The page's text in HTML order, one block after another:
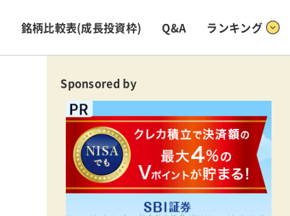
銘柄比較表(成長投資枠) Q&A ランキング
Sponsored by